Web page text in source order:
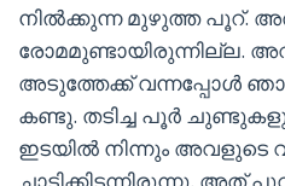
നില്‍ക്കുന്ന മുഴുത്ത പൂറ്.
രോമമുണ്ടായിരുന്നില്ല.
അടുത്തേക്ക് വന്നപ്പോള്‍
കണ്ടു. തടിച്ച പൂര്‍
ഇടയില്‍ നിന്നും അവളുടെ